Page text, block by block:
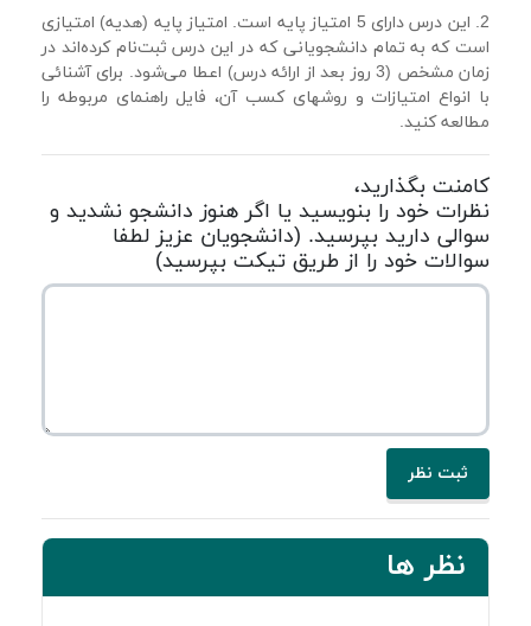
2. این درس دارای 5 امتیاز پایه است.
امتیاز پایه (هدیه) امتیازی
است که به تمام دانشجویانی که در این درس ثبت‌نام ‌کرده‌اند در
زمان مشخص (3 روز بعد از ارائه درس) اعطا می‌شود.
برای آشنائی
با انواع امتیازات و روشهای کسب آن، فایل راهنمای مربوطه را
مطالعه کنید.
کامنت بگذارید،
نظرات خود را بنویسید یا اگر هنوز دانشجو نشدید و
سوالی دارید بپرسید. (دانشجویان عزیز لطفا
سوالات خود را از طریق تیکت بپرسید)
ثبت نظر
نظر ها